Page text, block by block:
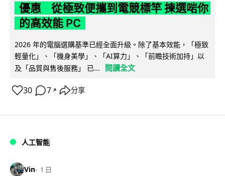
優惠 從極致便攜到電競標竿 揀選啱你
的高效能 PC
2026 年的電腦選購基準已經全面升級。除了基本效能，「極致
輕量化」、「機身美學」、「AI算力」、「前瞻技術加持」以
及「品質與售後服務」 已...
閱讀全文
30 7 ↗ 分享
人工智能
Vin 1 日